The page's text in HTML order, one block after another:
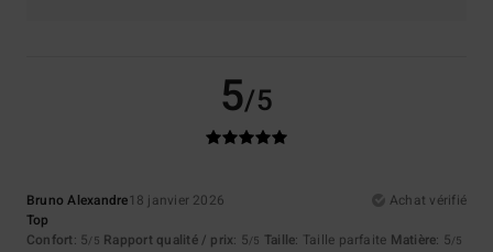
5/5
Bruno Alexandre18 janvier 2026
Achat vérifié
Top
Confort: 5/5 Rapport qualité / prix: 5/5 Taille: Taille parfaite Matière: 5/5